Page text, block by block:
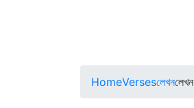
HomeVersesলেখনলেখন